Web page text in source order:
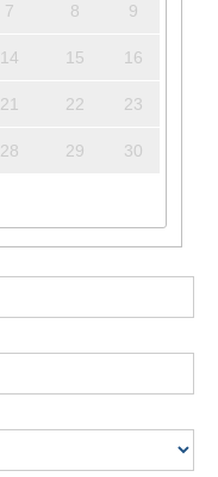
7 8 9
14 15 16
21 22 23
28 29 30